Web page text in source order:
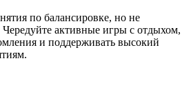
по балансировке, но не
активные игры с отдыхом,
и поддерживать высокий